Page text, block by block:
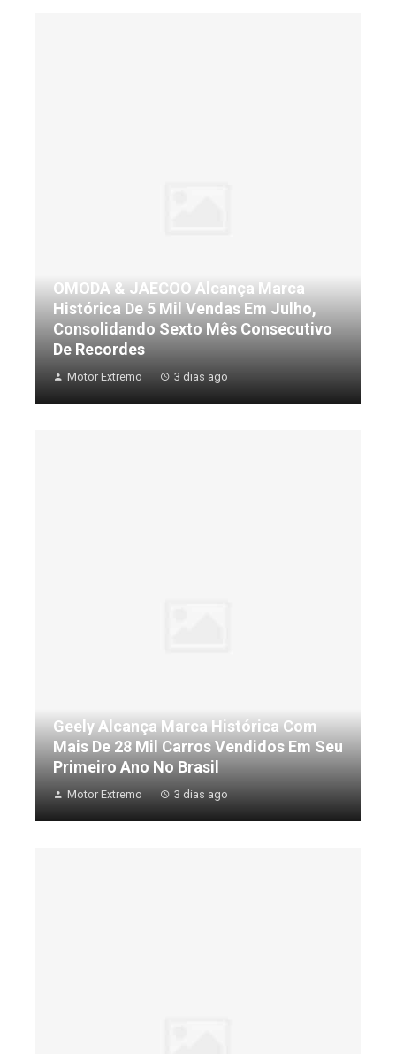
OMODA & JAECOO Alcança Marca
Histórica De 5 Mil Vendas Em Julho,
Consolidando Sexto Mês Consecutivo
De Recordes
Motor Extremo 3 dias ago
Geely Alcança Marca Histórica Com
Mais De 28 Mil Carros Vendidos Em Seu
Primeiro Ano No Brasil
Motor Extremo 3 dias ago